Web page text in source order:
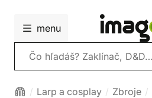
menu
Vyhľadávanie
Larp a cosplay Zbroje